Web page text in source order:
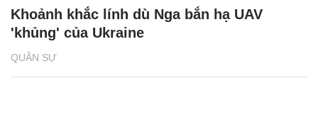
QUÂN SỰ
Khoảnh khắc lính dù Nga bắn hạ UAV
'khủng' của Ukraine